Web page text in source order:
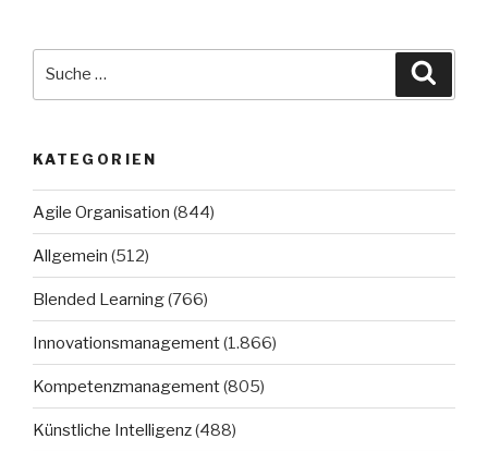
KATEGORIEN
Agile Organisation (844)
Allgemein (512)
Blended Learning(766)
Innovationsmanagement(1.866)
Kompetenzmanagement(805)
Künstliche Intelligenz(488)